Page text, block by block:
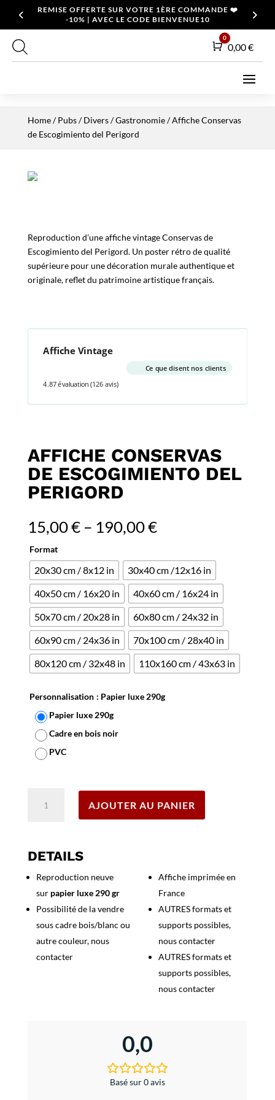
REMISE OFFERTE SUR VOTRE 1ÈRE COMMANDE ❤️
-10% | AVEC LE CODE BIENVENUE10
Panier
0
0,00€
Home/Pubs / Divers/Gastronomie/ Affiche Conservas
de Escogimiento del Perigord
Reproduction d’une affiche vintage Conservas de
Escogimiento del Perigord. Un poster rétro de qualité
supérieure pour une décoration murale authentique et
originale, reflet du patrimoine artistique français.
Affiche Vintage
Ce que disent nos clients
4.87 évaluation (126 avis)
AFFICHE CONSERVAS
DE ESCOGIMIENTO DEL
PERIGORD
15,00€– 190,00€
Format
20x30 cm / 8x12 in
30x40 cm /12x16 in
40x50 cm / 16x20 in
40x60 cm / 16x24 in
50x70 cm / 20x28 in
60x80 cm / 24x32 in
60x90 cm / 24x36 in
70x100 cm / 28x40 in
80x120 cm / 32x48 in
110x160 cm / 43x63 in
Personnalisation : Papier luxe 290g
Papier luxe 290g
Cadre en bois noir
PVC
de
del
Perigord
AJOUTER AU PANIER
DETAILS
Reproduction neuve
sur papier luxe 290 gr
Possibilité de la vendre
sous cadre bois/blanc ou
autre couleur, nous
contacter
Affiche imprimée en
France
AUTRES formats et
supports possibles,
nous contacter
AUTRES formats et
supports possibles,
nous contacter
0,0
Basé sur 0 avis